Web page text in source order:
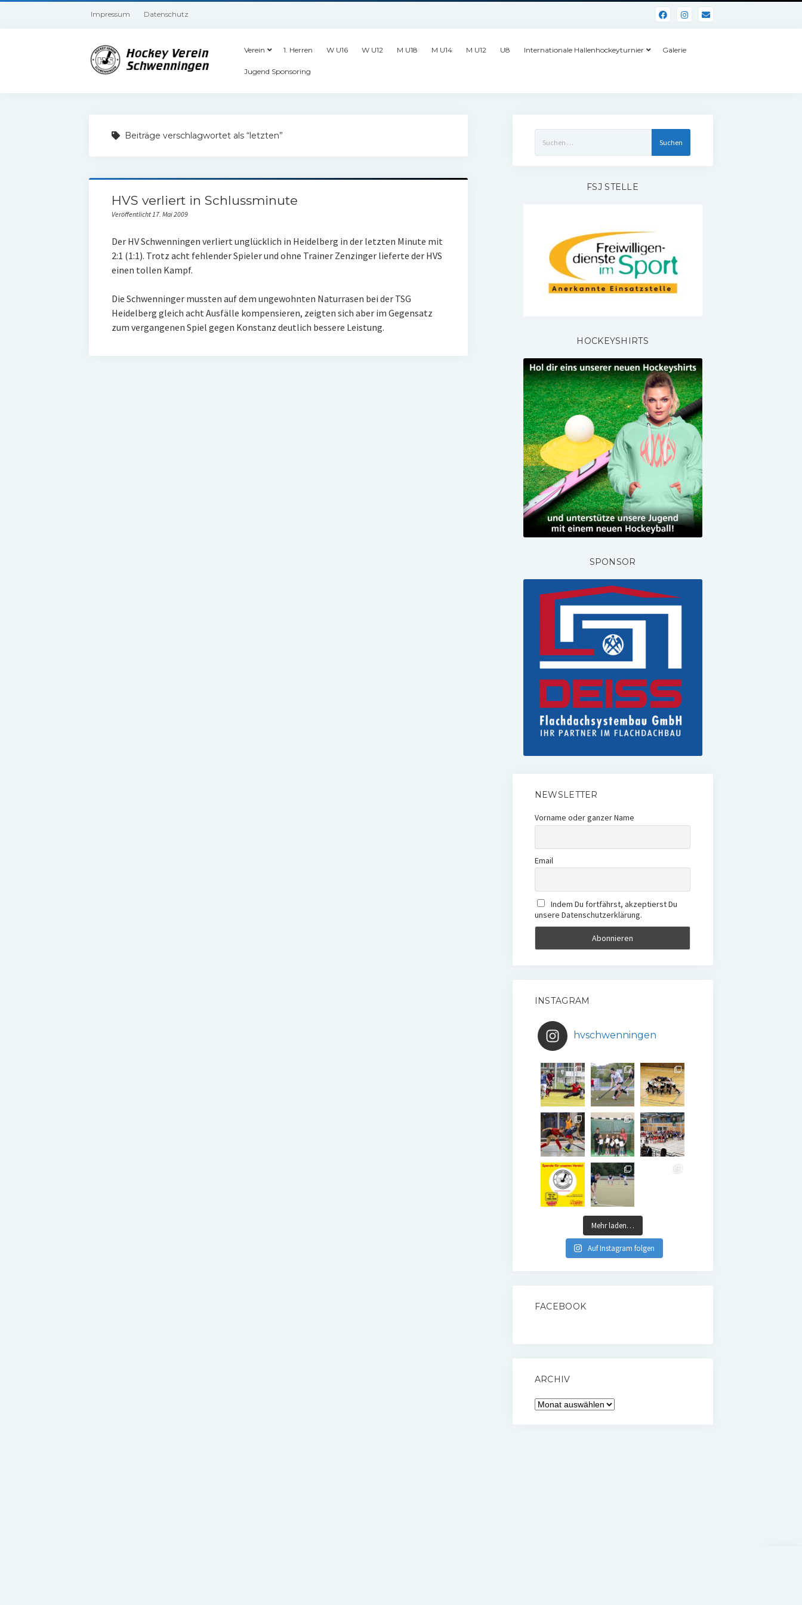
Impressum Datenschutz
Verein 1. Herren W U16 W U12 M U18 M U14 M U12 U8 Internationale Hallenhockeyturnier Galerie
Jugend Sponsoring
Beiträge verschlagwortet als “letzten”
HVS verliert in Schlussminute
Veröffentlicht 17. Mai 2009
Der HV Schwenningen verliert unglücklich in Heidelberg in der letzten Minute mit
2:1 (1:1). Trotz acht fehlender Spieler und ohne Trainer Zenzinger lieferte der HVS
einen tollen Kampf.
Die Schwenninger mussten auf dem ungewohnten Naturrasen bei der TSG
Heidelberg gleich acht Ausfälle kompensieren, zeigten sich aber im Gegensatz
zum vergangenen Spiel gegen Konstanz deutlich bessere Leistung.
nach:
FSJ STELLE
HOCKEYSHIRTS
SPONSOR
NEWSLETTER
Vorname oder ganzer Name
Email
Indem Du fortfährst, akzeptierst Du
unsere Datenschutzerklärung.
INSTAGRAM
hvschwenningen
Mehr laden…
Auf Instagram folgen
FACEBOOK
ARCHIV
Archiv